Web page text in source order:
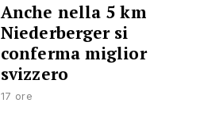
Anche nella 5 km
Niederberger si
conferma miglior
svizzero
17 ore